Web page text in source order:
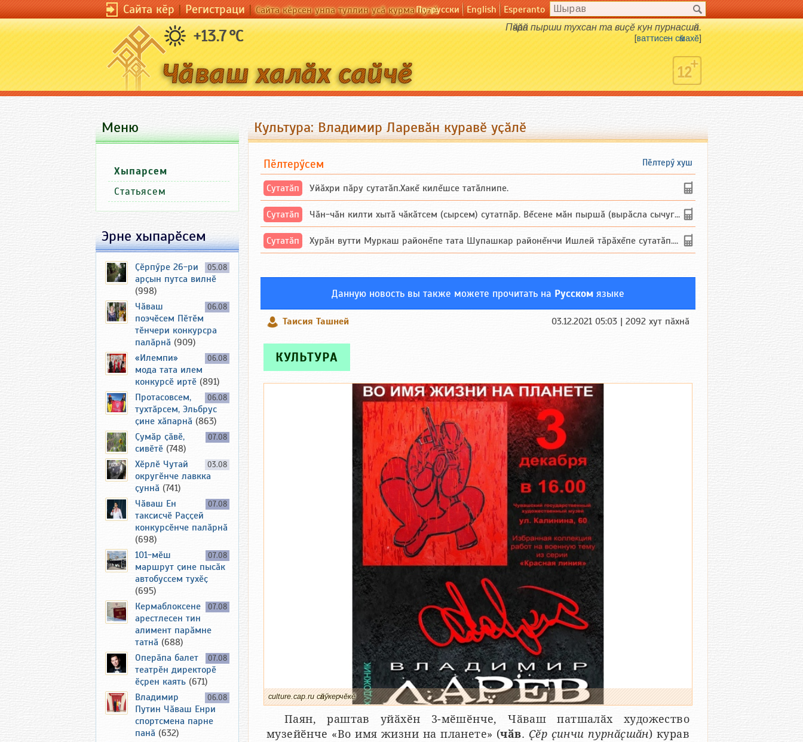
Сайта кӗр|Регистраци|Сайта кӗрсен унпа туллин усӑ курма пулӗПо-русски English Esperanto
+13.7 °C Пӑчӑрӑн пырши тухсан та виҫӗ кун пурнасшӑн.
[ваттисен сӑмахӗ]
Культура: Владимир Ларевӑн куравӗ уҫӑлӗ
Пӗлтерӳ хуш
Пӗлтерӳсем
Сутатӑп Уйăхри пăру сутатăп.Хакĕ килĕшсе татăлнипе.
Сутатӑп Чăн-чăн килти хытă чăкăтсем (сырсем) сутатпăр. Вĕсене мăн пыршă (вырăсла сычуг) ...
Сутатӑп Хурăн вутти Муркаш районĕпе тата Шупашкар районĕнчи Ишлей тăрăхĕпе сутатăп. Ха...
Данную новость вы также можете прочитать на Русском языке
Таисия Ташней 03.12.2021 05:03 | 2092 хут пӑхнӑ
КУЛЬТУРА
culture.cap.ru сӑнӳкерчӗкӗ
Паян, раштав уйӑхӗн 3-мӗшӗнче, Чӑваш патшалӑх художество
музейӗнче «Во имя жизни на планете» (чӑв. Ҫӗр ҫинчи пурнӑҫшӑн) курав
Меню
Хыпарсем
Статьясем
Эрне хыпарӗсем
05.08
Ҫӗрпӳре 26-ри
арҫын путса вилнӗ
(998)
06.08
Чӑваш
поэчӗсем Пӗтӗм
тӗнчери конкурсра
палӑрнӑ (909)
06.08
«Илемпи»
мода тата илем
конкурсӗ иртӗ (891)
06.08
Протасовсем,
тухтӑрсем, Эльбрус
ҫине хӑпарнӑ (863)
07.08
Ҫумӑр ҫӑвӗ,
сивӗтӗ (748)
03.08
Хӗрлӗ Чутай
округӗнче лавкка
ҫуннӑ (741)
07.08
Чӑваш Ен
таксисчӗ Раҫҫей
конкурсӗнче палӑрнӑ
(698)
07.08
101-мӗш
маршрут ҫине пысӑк
автобуссем тухӗҫ
(695)
07.08
Кермаблоксене
арестлесен тин
алимент парӑмне
татнӑ (688)
07.08
Оперӑпа балет
театрӗн директорӗ
ӗҫрен каять (671)
06.08
Владимир
Путин Чӑваш Енри
спортсмена парне
панӑ (632)